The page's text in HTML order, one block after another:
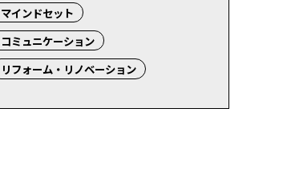
マインドセット
コミュニケーション
リフォーム・リノベーション